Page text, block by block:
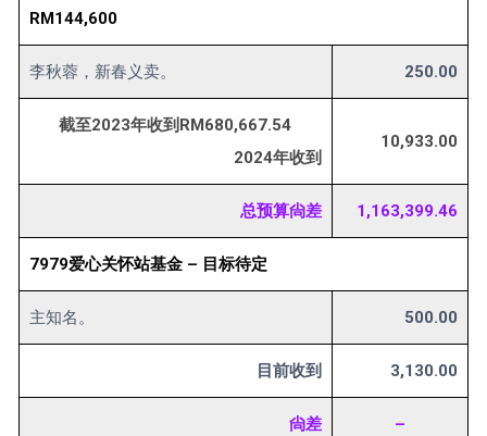
RM144,600
李秋蓉，新春义卖。 250.00
截至2023年收到RM680,667.54
2024年收到
10,933.00
总预算尙差 1,163,399.46
7979爱心关怀站基金 – 目标待定
主知名。 500.00
目前收到 3,130.00
尙差 –